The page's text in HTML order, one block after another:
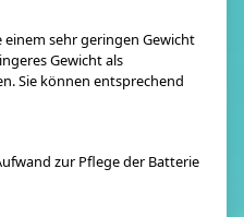
einem sehr geringen Gewicht
Gewicht als
Sie können entsprechend
zur Pflege der Batterie